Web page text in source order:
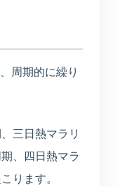
周期的に繰り
三日熱マラリ
、四日熱マラ
ります。